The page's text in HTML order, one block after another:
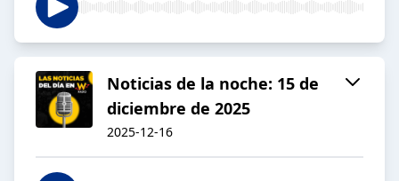
Noticias de la noche: 15 de
diciembre de 2025
2025-12-16